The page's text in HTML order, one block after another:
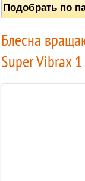
Подобрать по
Блесна
Super Vibrax 1